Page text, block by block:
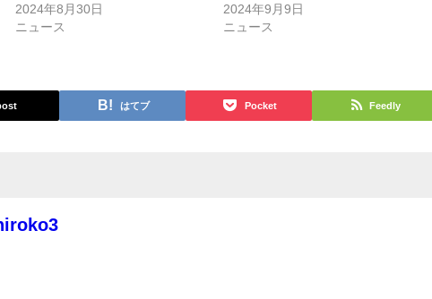
2024年8月30日
ニュース
2024年9月9日
ニュース
はてブ Pocket Feedly